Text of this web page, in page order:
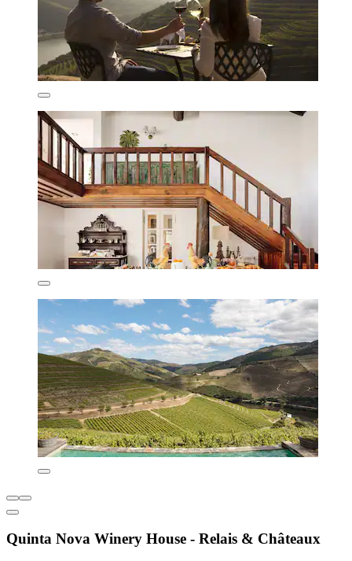
Quinta Nova Winery House - Relais & Châteaux